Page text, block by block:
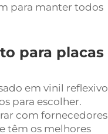
para manter todos
para placas
em vinil reflexivo
para escolher.
com fornecedores
têm os melhores